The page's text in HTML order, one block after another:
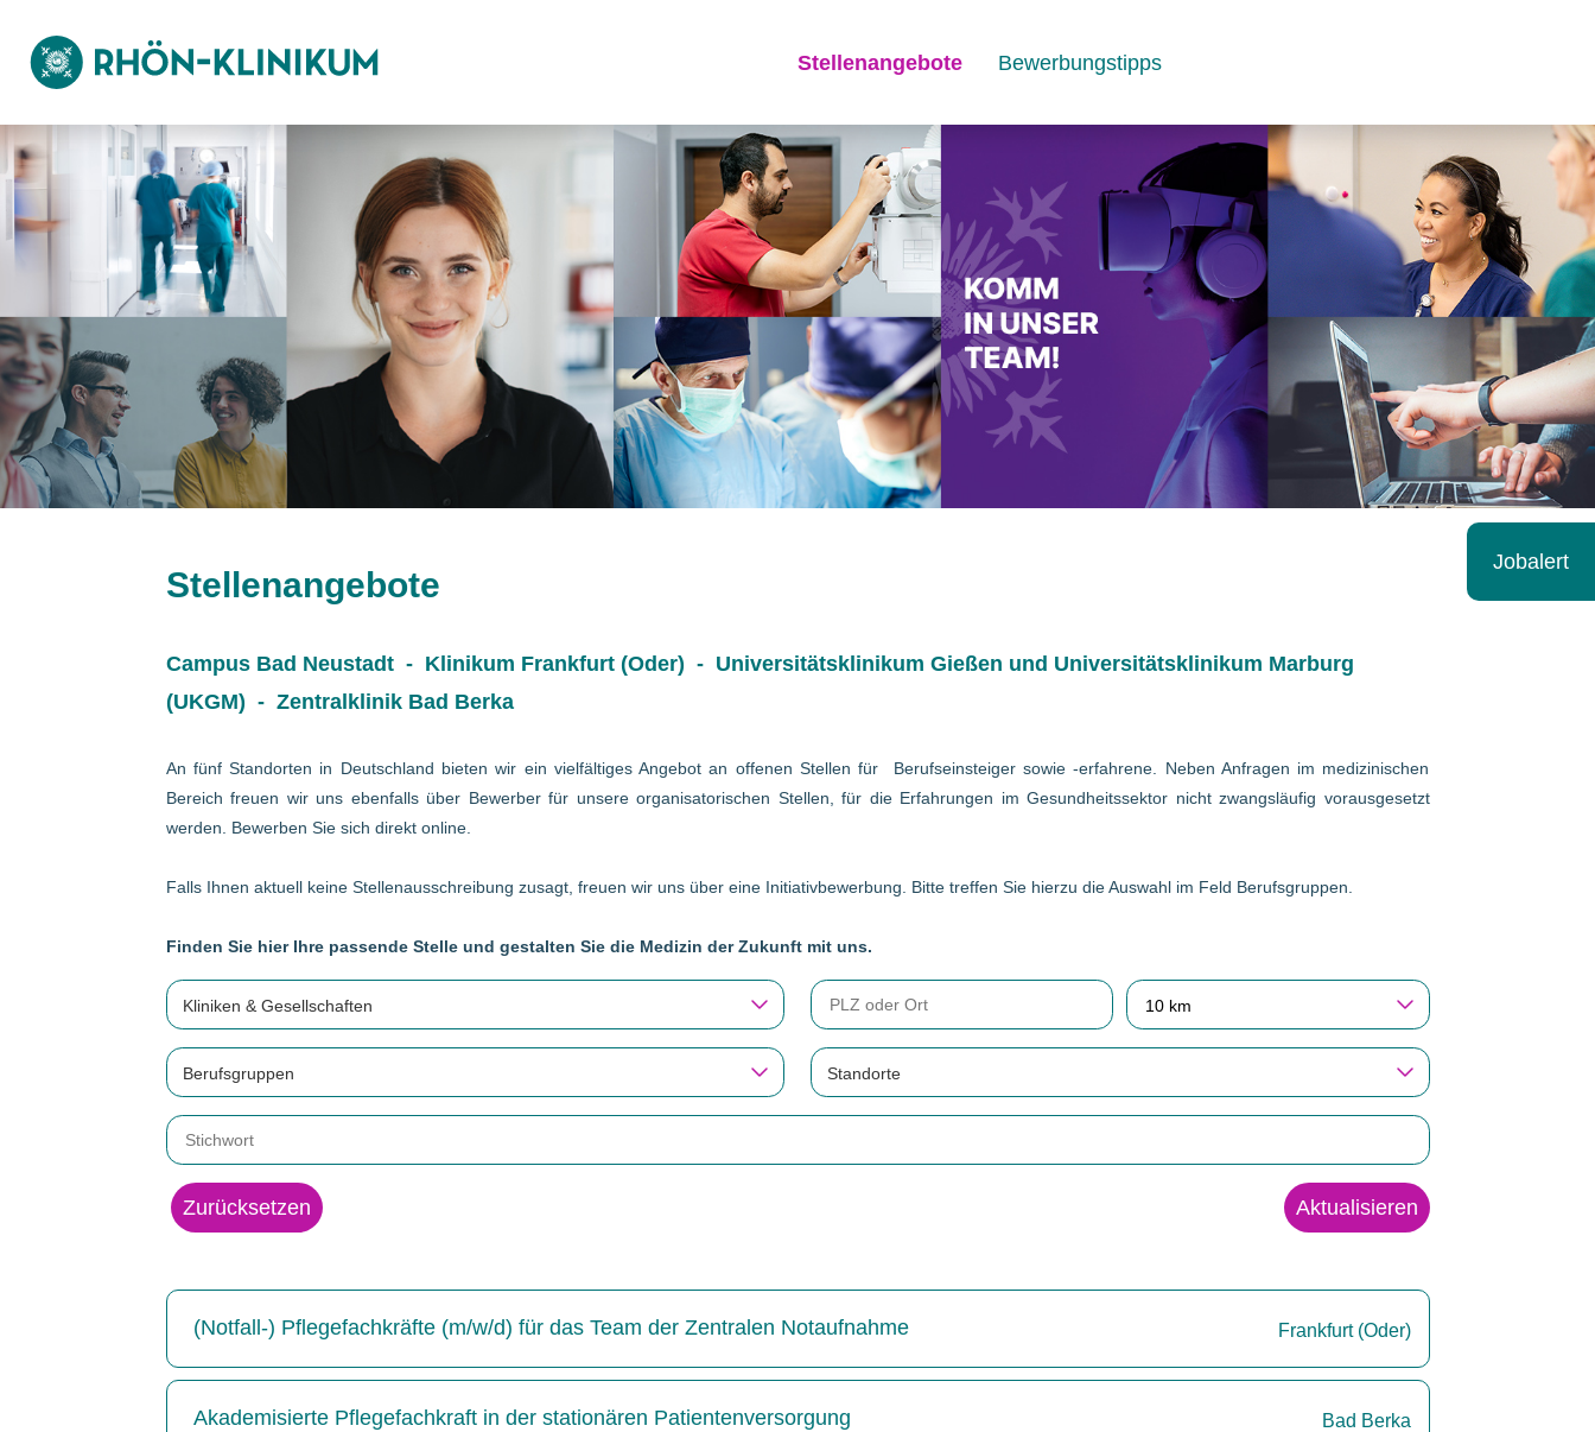
Stellenangebote Bewerbungstipps
Stellenangebote
Campus Bad Neustadt - Klinikum Frankfurt (Oder) - Universitätsklinikum Gießen und Universitätsklinikum Marburg
(UKGM) - Zentralklinik Bad Berka
An fünf Standorten in Deutschland bieten wir ein vielfältiges Angebot an offenen Stellen für Berufseinsteiger sowie -erfahrene. Neben Anfragen im medizinischen
Bereich freuen wir uns ebenfalls über Bewerber für unsere organisatorischen Stellen, für die Erfahrungen im Gesundheitssektor nicht zwangsläufig vorausgesetzt
werden. Bewerben Sie sich direkt online.
Falls Ihnen aktuell keine Stellenausschreibung zusagt, freuen wir uns über eine Initiativbewerbung. Bitte treffen Sie hierzu die Auswahl im Feld Berufsgruppen.
Finden Sie hier Ihre passende Stelle und gestalten Sie die Medizin der Zukunft mit uns.
Kliniken & Gesellschaften 10 km
Berufsgruppen Standorte
Zurücksetzen Aktualisieren
(Notfall-) Pflegefachkräfte (m/w/d) für das Team der Zentralen Notaufnahme Frankfurt (Oder)
Akademisierte Pflegefachkraft in der stationären Patientenversorgung Bad Berka
Jobalert